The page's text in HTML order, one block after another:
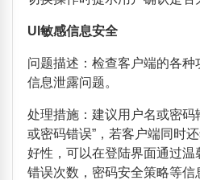
UI 敏感信息安全
问题描述：检查客户端的各
信息泄露问题。
处理措施：建议用户名或密码
或密码错误”，若客户端同时
好性，可以在登陆界面通过温
错误次数，密码安全策略等信